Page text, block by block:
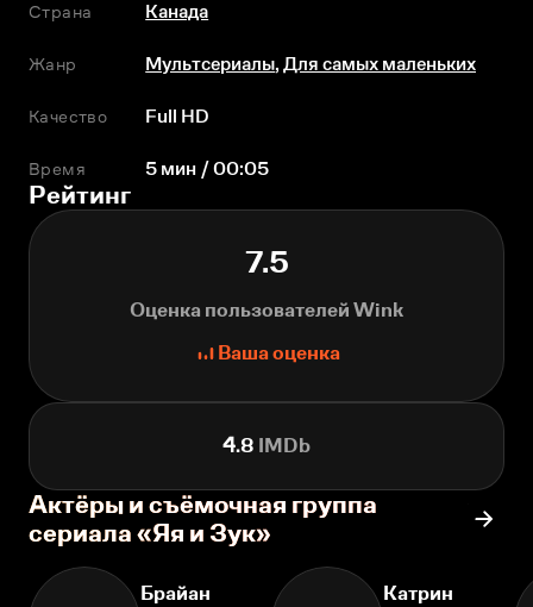
Страна
Канада
Жанр Мультсериалы,Для самых маленьких
Качество Full HD
Время 5 мин / 00:05
Рейтинг
7.5
Оценка пользователей Wink
Ваша оценка
4.8 IMDb
Актёры и съёмочная группа
сериала «Яя и Зук»
Брайан
Катрин